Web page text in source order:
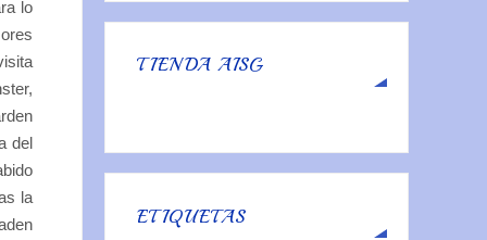
lo
del
la
TIENDA AISG
ETIQUETAS